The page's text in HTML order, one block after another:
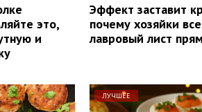
это,
и
Эффект заставит
почему хозяйки
лавровый лист
ЛУЧШЕЕ